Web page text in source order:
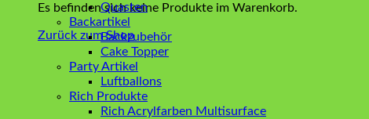
Es befinden sich keine Produkte im Warenkorb.
Zurück zum Shop
Quasten
Backartikel
Backzubehör
Cake Topper
Party Artikel
Luftballons
Rich Produkte
Rich Acrylfarben Multisurface